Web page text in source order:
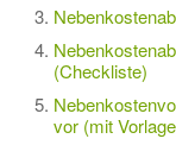
(Checkliste)
vor (mit